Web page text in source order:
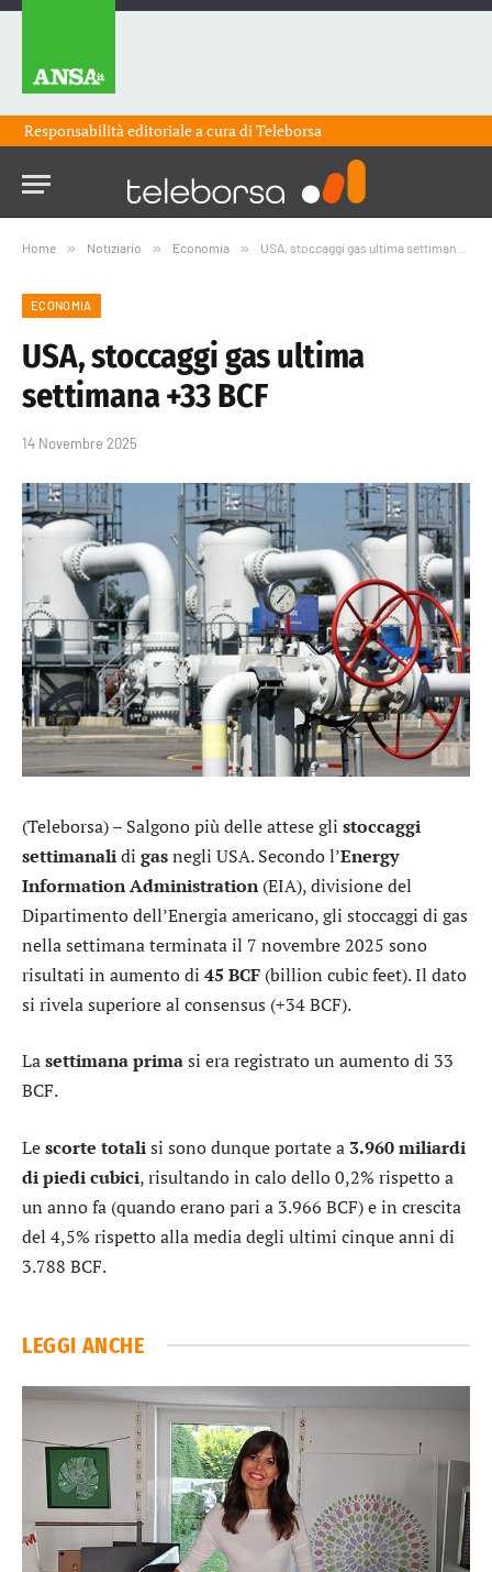
Responsabilità editoriale a cura diTeleborsa
Home » Notiziario » Economia » USA, stoccaggi gas ultima settimana +33 BCF
ECONOMIA
USA, stoccaggi gas ultima
settimana +33 BCF
14 Novembre 2025
(Teleborsa) – Salgono più delle attese gli stoccaggi
settimanalidi gasnegli USA. Secondo l’Energy
Information Administration(EIA), divisione del
Dipartimento dell’Energia americano, gli stoccaggi di gas
nella settimana terminata il 7 novembre 2025 sono
risultati in aumento di 45 BCF (billion cubic feet). Il dato
si rivela superiore al consensus (+34 BCF).
Lasettimanaprimasi era registrato un aumento di 33
BCF.
Lescorte totalisi sono dunque portate a 3.960 miliardi
di piedi cubici, risultando in calo dello 0,2% rispetto a
un anno fa (quando erano pari a 3.966 BCF) e in crescita
del 4,5% rispetto alla media degli ultimi cinque anni di
3.788 BCF.
LEGGI ANCHE